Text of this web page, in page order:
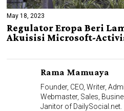
May 18, 2023
Regulator Eropa Beri
Akuisisi Microsoft-
Rama Mamuaya
Founder, CEO, Writer,
Webmaster, Sales,
Janitor of DailySocial.net.